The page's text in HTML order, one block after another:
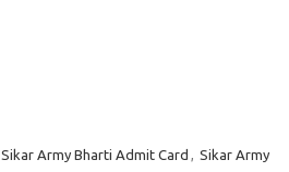
Sikar Army Bharti Admit Card , Sikar Army